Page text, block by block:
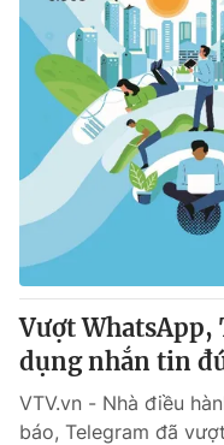
Vượt
dụng nhắn tin
VTV.vn - Nhà điều
báo, Telegram đã